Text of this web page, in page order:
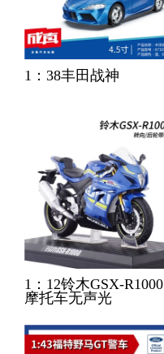
1：38丰田战神
1：12铃木GSX-R1000
摩托车无声光